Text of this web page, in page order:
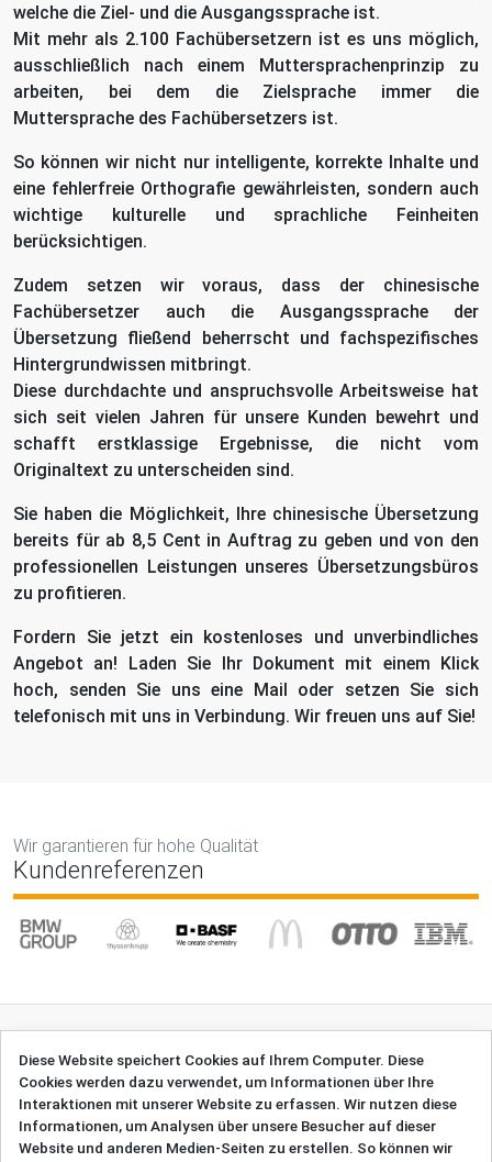
Diese Website speichert Cookies auf Ihrem Computer. Diese
Cookies werden dazu verwendet, um Informationen über Ihre
Interaktionen mit unserer Website zu erfassen. Wir nutzen diese
Informationen, um Analysen über unsere Besucher auf dieser
Website und anderen Medien-Seiten zu erstellen. So können wir
welche die Ziel- und die Ausgangssprache ist.
Mit mehr als 2.100 Fachübersetzern ist es uns möglich,
ausschließlich nach einem Muttersprachenprinzip zu
arbeiten, bei dem die Zielsprache immer die
Muttersprache des Fachübersetzers ist.
So können wir nicht nur intelligente, korrekte Inhalte und
eine fehlerfreie Orthografie gewährleisten, sondern auch
wichtige kulturelle und sprachliche Feinheiten
berücksichtigen.
Zudem setzen wir voraus, dass der chinesische
Fachübersetzer auch die Ausgangssprache der
Übersetzung fließend beherrscht und fachspezifisches
Hintergrundwissen mitbringt.
Diese durchdachte und anspruchsvolle Arbeitsweise hat
sich seit vielen Jahren für unsere Kunden bewehrt und
schafft erstklassige Ergebnisse, die nicht vom
Originaltext zu unterscheiden sind.
Sie haben die Möglichkeit, Ihre chinesische Übersetzung
bereits für ab 8,5 Cent in Auftrag zu geben und von den
professionellen Leistungen unseres Übersetzungsbüros
zu profitieren.
Fordern Sie jetzt ein kostenloses und unverbindliches
Angebot an! Laden Sie Ihr Dokument mit einem Klick
hoch, senden Sie uns eine Mail oder setzen Sie sich
telefonisch mit uns in Verbindung. Wir freuen uns auf Sie!
Wir garantieren für hohe Qualität
Kundenreferenzen
Unsere Kontaktinformationen
Uebersetzungsbuero.de | Max Grauert GmbH
Schloßstraße 7, 21465 Reinbek, Deutschland